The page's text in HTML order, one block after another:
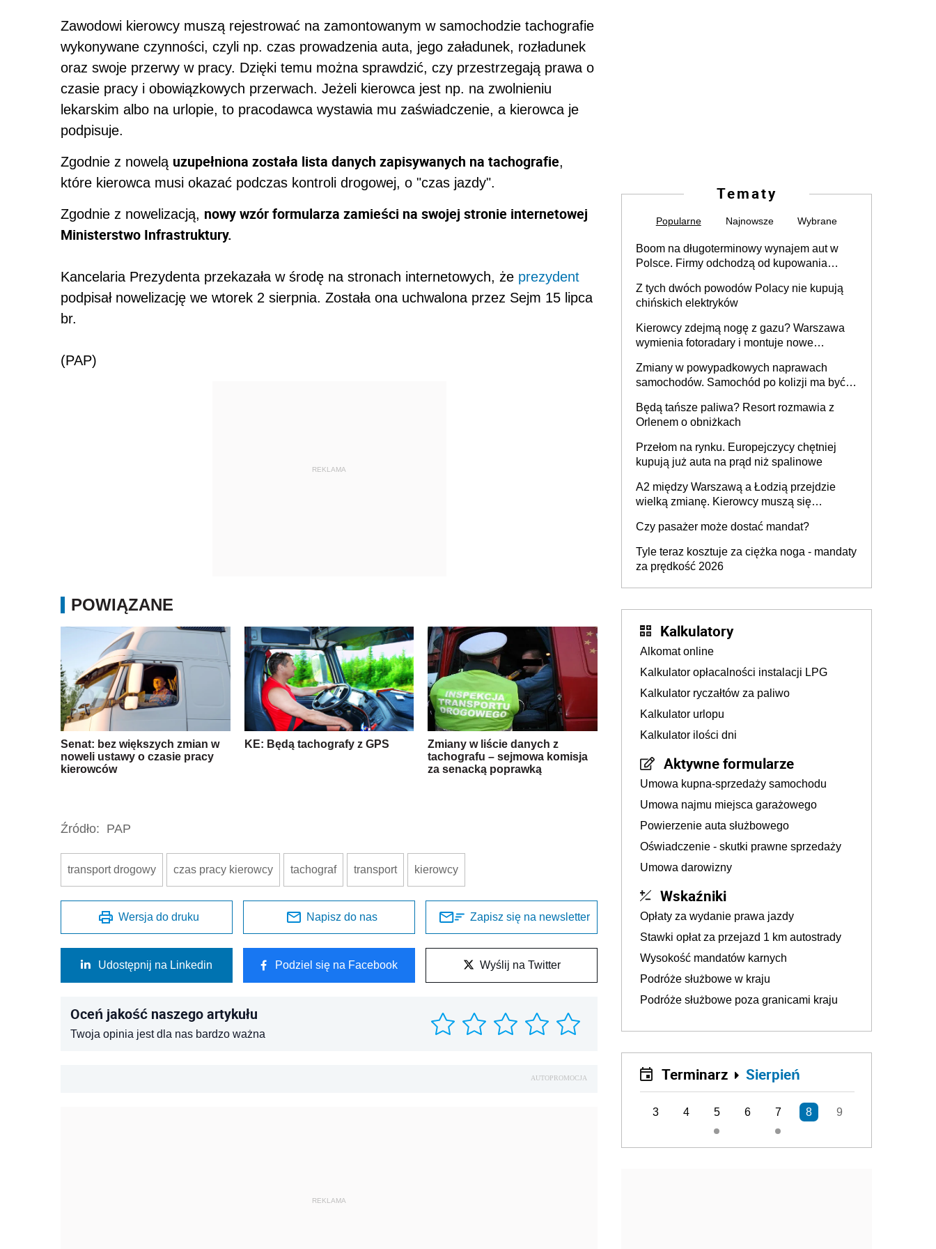
Zawodowi kierowcy muszą rejestrować na zamontowanym w samochodzie tachografie
wykonywane czynności, czyli np. czas prowadzenia auta, jego załadunek, rozładunek
oraz swoje przerwy w pracy. Dzięki temu można sprawdzić, czy przestrzegają prawa o
czasie pracy i obowiązkowych przerwach. Jeżeli kierowca jest np. na zwolnieniu
lekarskim albo na urlopie, to pracodawca wystawia mu zaświadczenie, a kierowca je
podpisuje.
Zgodnie z nowelą uzupełniona została lista danych zapisywanych na tachografie,
które kierowca musi okazać podczas kontroli drogowej, o "czas jazdy".
Zgodnie z nowelizacją, nowy wzór formularza zamieści na swojej stronie internetowej
Ministerstwo Infrastruktury.
Kancelaria Prezydenta przekazała w środę na stronach internetowych, że prezydent
podpisał nowelizację we wtorek 2 sierpnia. Została ona uchwalona przez Sejm 15 lipca
br.
(PAP)
REKLAMA
POWIĄZANE
Senat: bez większych zmian w
noweli ustawy o czasie pracy
kierowców
KE: Będą tachografy z GPS
Zmiany w liście danych z
tachografu – sejmowa komisja
za senacką poprawką
Źródło: PAP
transport drogowy czas pracy kierowcy tachograf transport kierowcy
Wersja do druku Napisz do nas Zapisz się na newsletter
Udostępnij na Linkedin Podziel się na Facebook Wyślij na Twitter
Oceń jakość naszego artykułu
Twoja opinia jest dla nas bardzo ważna
AUTOPROMOCJA
REKLAMA
Tematy
Popularne Najnowsze Wybrane
Boom na długoterminowy wynajem aut w
Polsce. Firmy odchodzą od kupowania
Z tych dwóch powodów Polacy nie kupują
chińskich elektryków
Kierowcy zdejmą nogę z gazu? Warszawa
wymienia fotoradary i montuje nowe
Zmiany w powypadkowych naprawach
samochodów. Samochód po kolizji ma być
technologią producenta
Będą tańsze paliwa? Resort rozmawia z
Orlenem o obniżkach
Przełom na rynku. Europejczycy chętniej
kupują już auta na prąd niż spalinowe
A2 między Warszawą a Łodzią przejdzie
wielką zmianę. Kierowcy muszą się
Czy pasażer może dostać mandat?
Tyle teraz kosztuje za ciężka noga - mandaty
za prędkość 2026
Kalkulatory
Alkomat online
Kalkulator opłacalności instalacji LPG
Kalkulator ryczałtów za paliwo
Kalkulator urlopu
Kalkulator ilości dni
Aktywne formularze
Umowa kupna-sprzedaży samochodu
Umowa najmu miejsca garażowego
Powierzenie auta służbowego
Oświadczenie - skutki prawne sprzedaży
Umowa darowizny
Wskaźniki
Opłaty za wydanie prawa jazdy
Stawki opłat za przejazd 1 km autostrady
Wysokość mandatów karnych
Podróże służbowe w kraju
Podróże służbowe poza granicami kraju
Terminarz Sierpień
3 4 5 6 7 8 9